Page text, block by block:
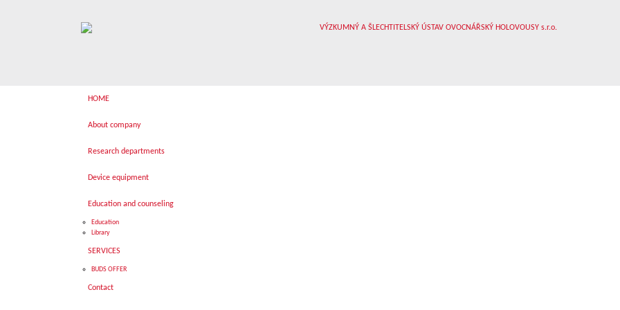
HOME
About company
Research departments
Device equipment
Education and counseling
Education
Library
SERVICES
BUDS OFFER
Contact